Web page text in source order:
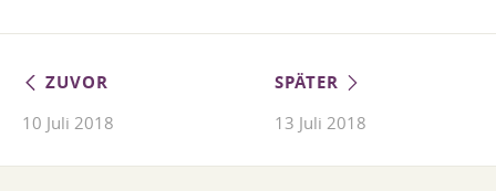
ZUVOR
10 Juli 2018
SPÄTER
13 Juli 2018